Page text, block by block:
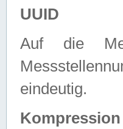
UUID
Auf die
eindeutig.
Kompression